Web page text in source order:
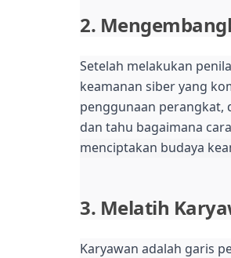
Forecasting
Analysis, and the
Data-Driven Sales &
Marketing
2.
Setelah melakukan
keamanan siber yang
penggunaan perangkat,
dan tahu bagaimana
menciptakan budaya
3. Melatih
Karyawan adalah garis